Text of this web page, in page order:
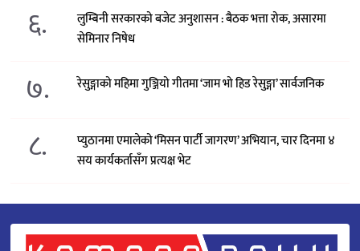
६.
लुम्बिनी सरकारको बजेट अनुशासन : बैठक भत्ता रोक, असारमा
सेमिनार निषेध
७. रेसुङ्गाको महिमा गुञ्जियो गीतमा ‘जाम भो हिड रेसुङ्गा’ सार्वजनिक
८.
प्युठानमा एमालेको ‘मिसन पार्टी जागरण’ अभियान, चार दिनमा ४
सय कार्यकर्तासँग प्रत्यक्ष भेट